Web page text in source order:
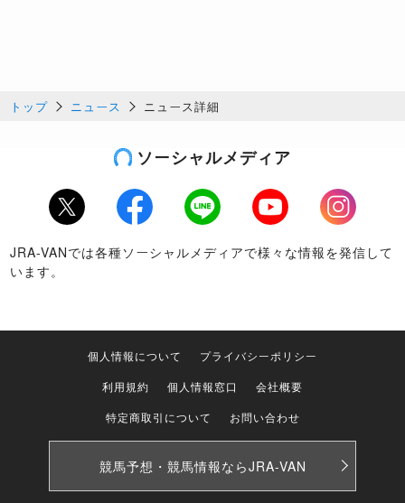
トップ ニュース ニュース詳細
ソーシャルメディア
Twitter Facebook LINE Youtube
Instagram
JRA-VANでは各種ソーシャルメディアで様々な情報を発信して
います。
個人情報について
プライバシーポリシー
利用規約
個人情報窓口
会社概要
特定商取引について
お問い合わせ
競馬予想・競馬情報ならJRA-VAN